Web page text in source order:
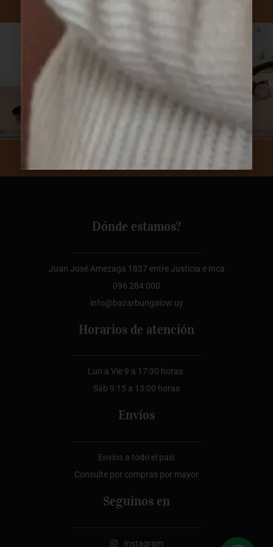
Suscribite a nuestro newsletter.
Dónde estamos?
Juan José Amezaga 1837 entre Justicia e Inca
096 284 000
info@bazarbungalow.uy
Horarios de atención
Lun a Vie 9 a 17:30 horas.
Sáb 9:15 a 13:00 horas
Envíos
Envios a todo el país
Consulte por compras por mayor
Seguinos en
Instagram